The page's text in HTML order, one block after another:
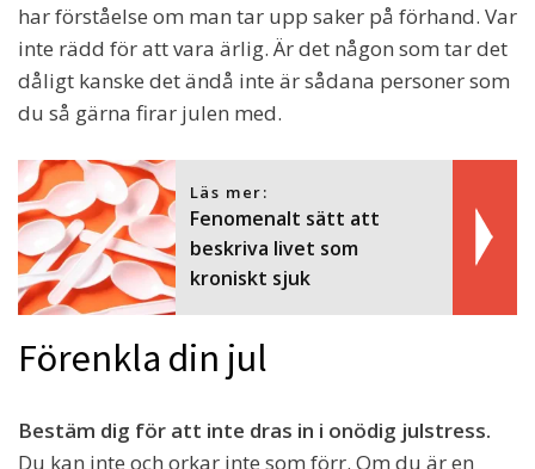
har förståelse om man tar upp saker på förhand. Var
inte rädd för att vara ärlig. Är det någon som tar det
dåligt kanske det ändå inte är sådana personer som
du så gärna firar julen med.
Läs mer:
Fenomenalt sätt att
beskriva livet som
kroniskt sjuk
Förenkla din jul
Bestäm dig för att inte dras in i onödig julstress.
Du kan inte och orkar inte som förr. Om du är en